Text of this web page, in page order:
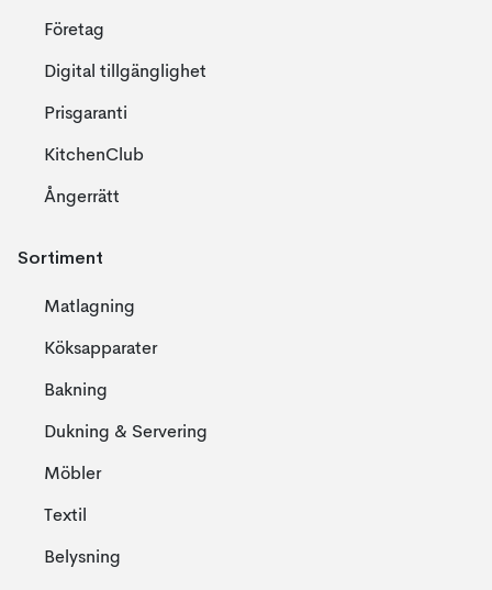
Företag
Digital tillgänglighet
Prisgaranti
KitchenClub
Ångerrätt
Sortiment
Matlagning
Köksapparater
Bakning
Dukning & Servering
Möbler
Textil
Belysning